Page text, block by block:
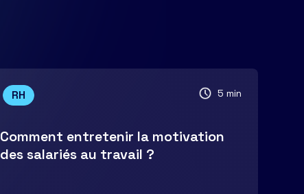
RH 5 min
Comment entretenir la motivation
des salariés au travail ?